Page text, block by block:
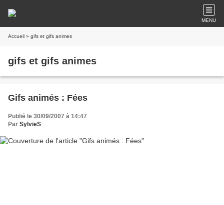
MENU
Accueil » gifs et gifs animes
gifs et gifs animes
Gifs animés : Fées
Publié le 30/09/2007 à 14:47
Par SylvieS